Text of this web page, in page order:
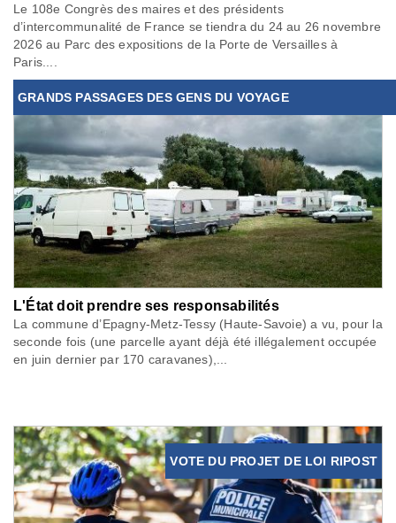
Le 108e Congrès des maires et des présidents
d’intercommunalité de France se tiendra du 24 au 26 novembre
2026 au Parc des expositions de la Porte de Versailles à
Paris....
GRANDS PASSAGES DES GENS DU VOYAGE
L'État doit prendre ses responsabilités
La commune d’Epagny-Metz-Tessy (Haute-Savoie) a vu, pour la
seconde fois (une parcelle ayant déjà été illégalement occupée
en juin dernier par 170 caravanes),...
VOTE DU PROJET DE LOI RIPOST